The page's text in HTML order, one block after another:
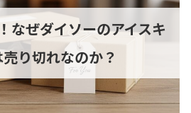
なぜダイソーのアイスキ
り切れなのか？